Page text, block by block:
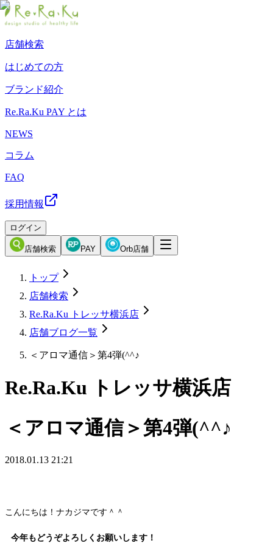
店舗検索
はじめての方
ブランド紹介
Re.Ra.Ku PAY とは
NEWS
コラム
FAQ
採用情報
ログイン
店舗検索 PAY Orb店舗
トップ
店舗検索
Re.Ra.Ku トレッサ横浜店
店舗ブログ一覧
＜アロマ通信＞第4弾(^^♪
Re.Ra.Ku トレッサ横浜店
＜アロマ通信＞第4弾(^^♪
2018.01.13 21:21
こんにちは！ナカジマです＾＾
今年もどうぞよろしくお願いします！